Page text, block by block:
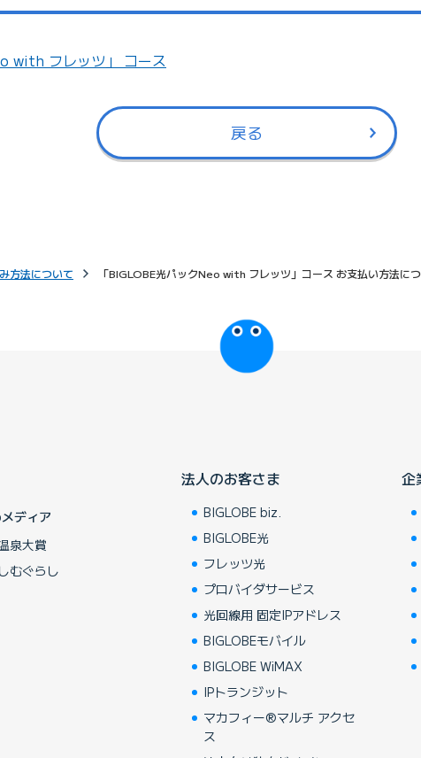
with フレッツ」 コース
戻る
方法について
「BIGLOBE光パックNeo with フレッツ」コース お支払い方法に
）
びっぷるのページ
ディア
泉大賞
しむぐらし
法人のお客さま
BIGLOBE biz.
BIGLOBE光
フレッツ光
プロバイダサービス
光回線用 固定IPアドレス
BIGLOBEモバイル
BIGLOBE WiMAX
IPトランジット
マカフィー®マルチ アクセ
ス
企